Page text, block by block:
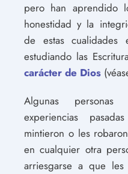
pero han aprendido
honestidad y la
de estas
estudiando las
carácter de Dios
Algunas
experiencias
mintieron o les
en cualquier otra
arriesgarse a que